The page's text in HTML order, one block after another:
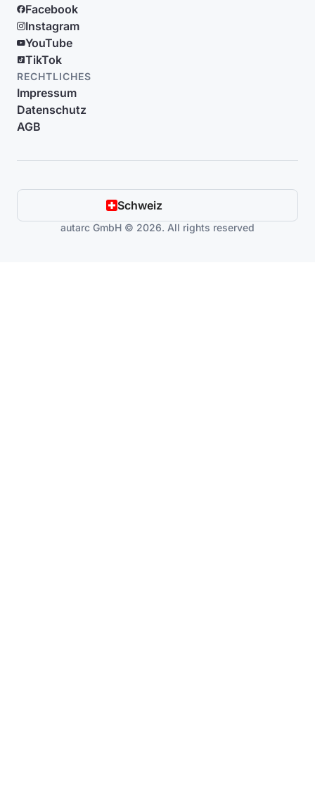
Facebook
Instagram
YouTube
TikTok
RECHTLICHES
Impressum
Datenschutz
AGB
Schweiz
autarc GmbH © 2026. All rights reserved